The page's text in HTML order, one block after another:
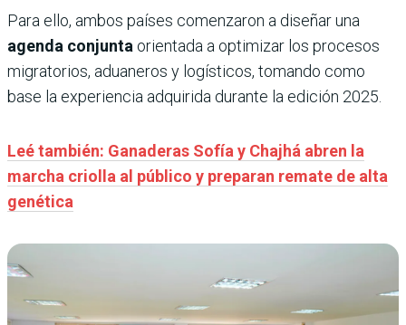
Para ello, ambos países comenzaron a diseñar una
agenda conjunta orientada a optimizar los procesos
migratorios, aduaneros y logísticos, tomando como
base la experiencia adquirida durante la edición 2025.
Leé también: Ganaderas Sofía y Chajhá abren la
marcha criolla al público y preparan remate de alta
genética